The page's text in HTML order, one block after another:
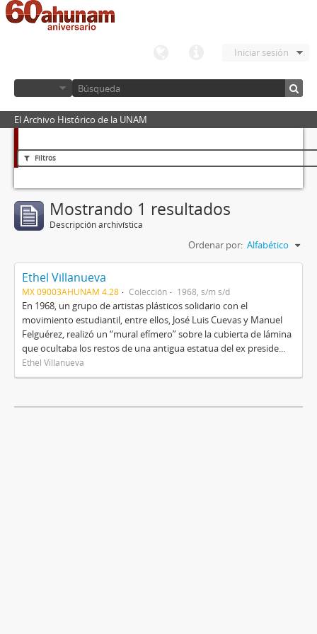
Iniciar sesión
El Archivo Histórico de la UNAM
Filtros
Mostrando 1 resultados
Descripción archivística
Ordenar por: Alfabético
Ethel Villanueva
MX 09003AHUNAM 4.28 Colección 1968, s/m s/d
En 1968, un grupo de artistas plásticos solidario con el
movimiento estudiantil, entre ellos, José Luis Cuevas y Manuel
Felguérez, realizó un “mural efímero” sobre la cubierta de lámina
que ocultaba los restos de una antigua estatua del ex preside...
Ethel Villanueva